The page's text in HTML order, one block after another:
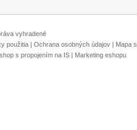
vyhradené
použitia Ochrana osobných údajov
Mapa
s propojením na IS Marketing eshopu